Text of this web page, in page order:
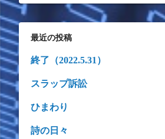
最近の投稿
終了（2022.5.31）
スラップ訴訟
ひまわり
詩の日々